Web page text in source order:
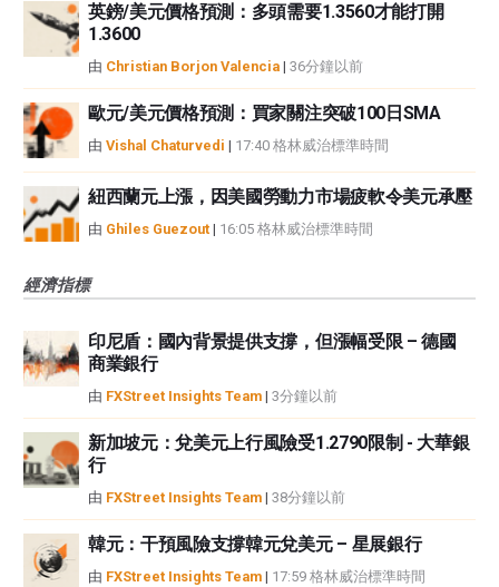
英鎊/美元價格預測：多頭需要1.3560才能打開
1.3600
由 Christian Borjon Valencia | 36分鐘以前
歐元/美元價格預測：買家關注突破100日SMA
由 Vishal Chaturvedi | 17:40 格林威治標準時間
紐西蘭元上漲，因美國勞動力市場疲軟令美元承壓
由 Ghiles Guezout | 16:05 格林威治標準時間
經濟指標
印尼盾：國內背景提供支撐，但漲幅受限 – 德國
商業銀行
由 FXStreet Insights Team | 3分鐘以前
新加坡元：兌美元上行風險受1.2790限制 - 大華銀
行
由 FXStreet Insights Team | 38分鐘以前
韓元：干預風險支撐韓元兌美元 – 星展銀行
由 FXStreet Insights Team | 17:59 格林威治標準時間